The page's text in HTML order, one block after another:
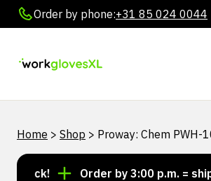
Order by phone:+31 85 024 0044
Home > Shop > Proway: Chem PWH-
Order by 3:00 p.m. =